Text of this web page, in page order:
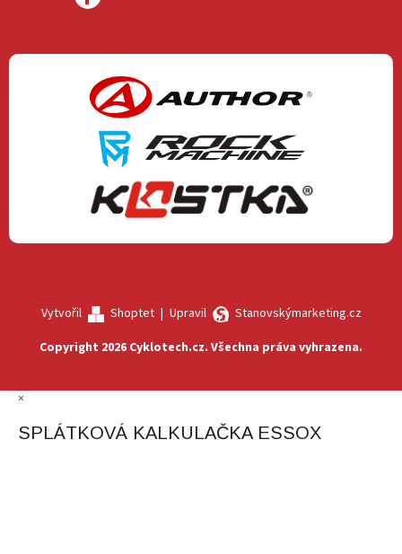
Vytvořil Shoptet| Upravil
Stanovskýmarketing.cz
Copyright 2026 Cyklotech.cz. Všechna práva vyhrazena.
×
SPLÁTKOVÁ KALKULAČKA ESSOX